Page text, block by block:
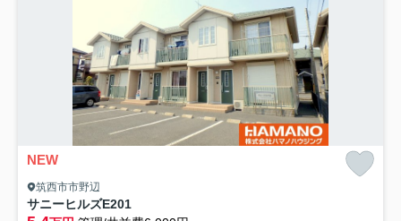
NEW
筑西市市野辺
サニーヒルズE201